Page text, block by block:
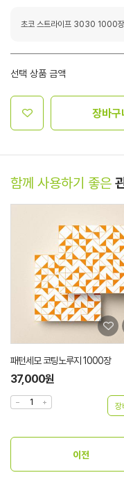
초코 스트라이프 3030 1000장
선택 상품 금액
장바구
함께 사용하기 좋은
패턴세모 코팅노루지 1000장
37,000원